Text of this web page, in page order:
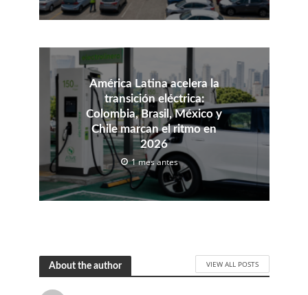
América Latina acelera la
transición eléctrica:
Colombia, Brasil, México y
Chile marcan el ritmo en
2026
1 mes antes
About the author VIEW ALL POSTS